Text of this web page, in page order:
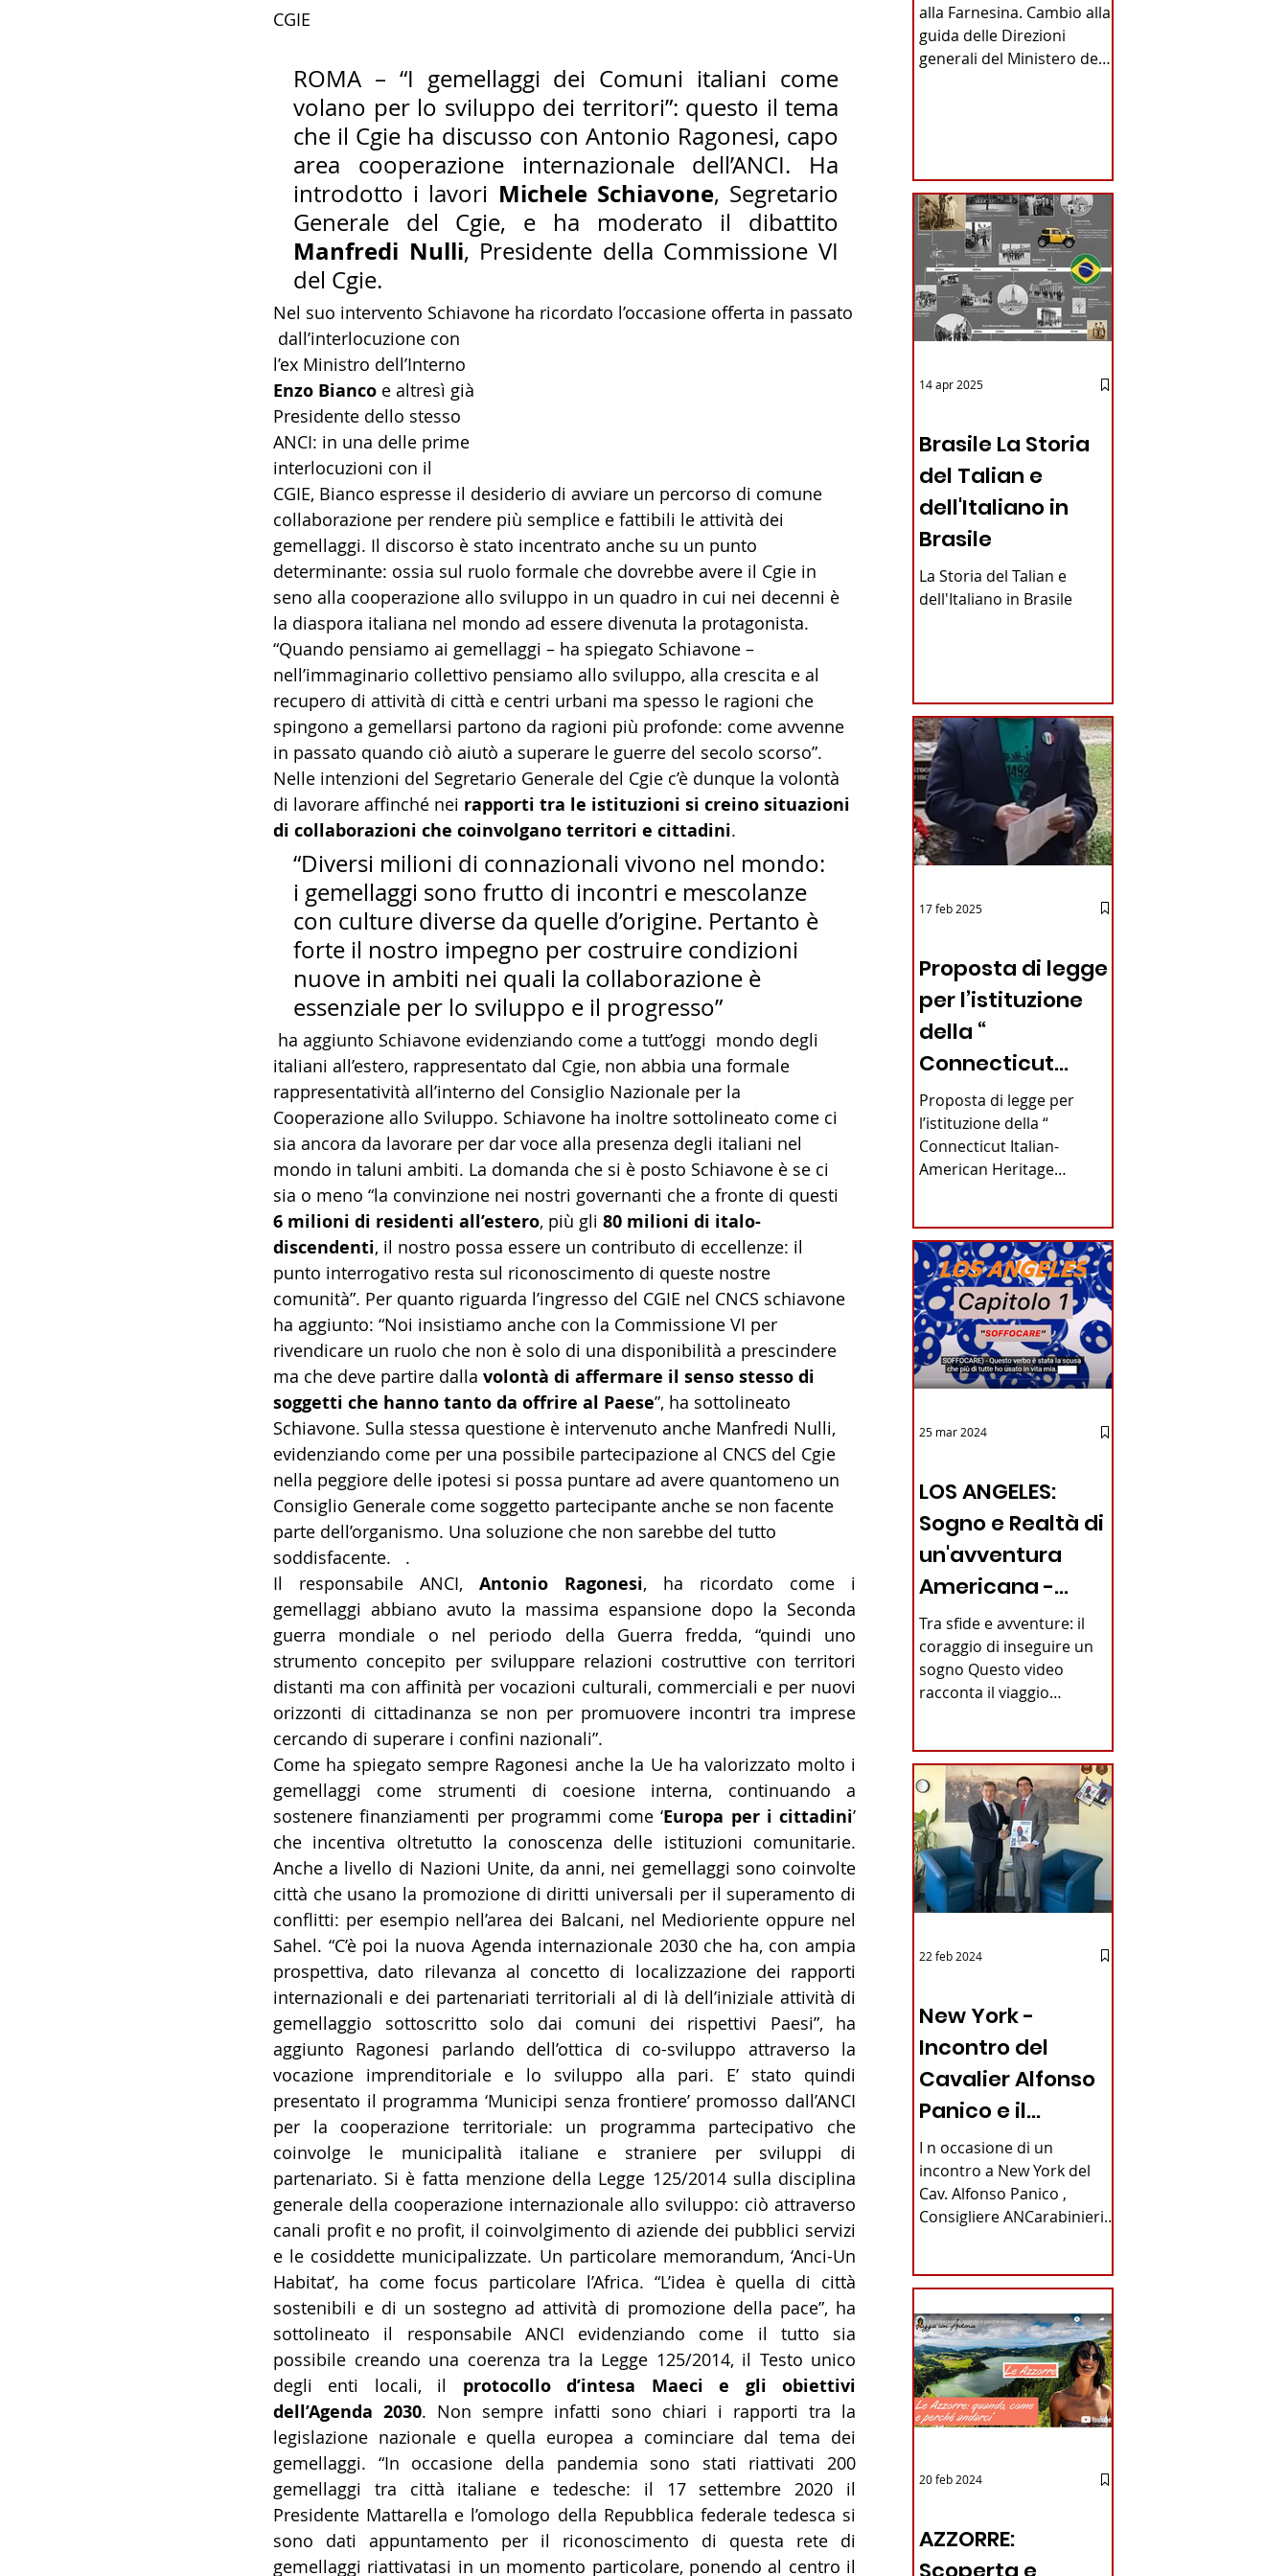
14 - IIC IST. ITALIANO CULTURA
17 - ASSOCIAZIONI 18 - MAPPE ITALIANI ALL'ESTERO 19 - EUROPA
20 - AMERICA 21 - AMERICA-CENTRO 22 - AMERICA DEL SUD 23 - AFRICA
24 - ASIA 25 - OCEANIA 26 - POLITICA 28 - PAPPAMONDO.TV
30 - LAVORO 31 - ICE ISTITUTO COMMERCIO ESTERO
CGIE
ROMA – “I gemellaggi dei Comuni italiani come
volano per lo sviluppo dei territori”: questo il tema
che il Cgie ha discusso con Antonio Ragonesi, capo
area cooperazione internazionale dell’ANCI. Ha
introdotto i lavori Michele Schiavone, Segretario
Manfredi Nulli, Presidente della Commissione VI
del Cgie.
Nel suo intervento Schiavone ha ricordato l’occasione offerta in passato
l’ex Ministro dell’Interno
Enzo Bianco e altresì già
Presidente dello stesso
ANCI: in una delle prime
interlocuzioni con il
CGIE, Bianco espresse il desiderio di avviare un percorso di comune
collaborazione per rendere più semplice e fattibili le attività dei
gemellaggi. Il discorso è stato incentrato anche su un punto
determinante: ossia sul ruolo formale che dovrebbe avere il Cgie in
seno alla cooperazione allo sviluppo in un quadro in cui nei decenni è
la diaspora italiana nel mondo ad essere divenuta la protagonista.
“Quando pensiamo ai gemellaggi – ha spiegato Schiavone –
nell’immaginario collettivo pensiamo allo sviluppo, alla crescita e al
recupero di attività di città e centri urbani ma spesso le ragioni che
spingono a gemellarsi partono da ragioni più profonde: come avvenne
in passato quando ciò aiutò a superare le guerre del secolo scorso”.
Nelle intenzioni del Segretario Generale del Cgie c’è dunque la volontà
di lavorare affinché nei rapporti tra le istituzioni si creino situazioni
di collaborazioni che coinvolgano territori e cittadini.
“Diversi milioni di connazionali vivono nel mondo:
i gemellaggi sono frutto di incontri e mescolanze
con culture diverse da quelle d’origine. Pertanto è
forte il nostro impegno per costruire condizioni
nuove in ambiti nei quali la collaborazione è
essenziale per lo sviluppo e il progresso”
italiani all’estero, rappresentato dal Cgie, non abbia una formale
rappresentatività all’interno del Consiglio Nazionale per la
Cooperazione allo Sviluppo. Schiavone ha inoltre sottolineato come ci
sia ancora da lavorare per dar voce alla presenza degli italiani nel
mondo in taluni ambiti. La domanda che si è posto Schiavone è se ci
sia o meno “la convinzione nei nostri governanti che a fronte di questi
6 milioni di residenti all’estero, più gli 80 milioni di italo-
discendenti, il nostro possa essere un contributo di eccellenze: il
punto interrogativo resta sul riconoscimento di queste nostre
comunità”. Per quanto riguarda l’ingresso del CGIE nel CNCS schiavone
ha aggiunto: “Noi insistiamo anche con la Commissione VI per
rivendicare un ruolo che non è solo di una disponibilità a prescindere
ma che deve partire dalla volontà di affermare il senso stesso di
soggetti che hanno tanto da offrire al Paese”, ha sottolineato
Schiavone. Sulla stessa questione è intervenuto anche Manfredi Nulli,
evidenziando come per una possibile partecipazione al CNCS del Cgie
nella peggiore delle ipotesi si possa puntare ad avere quantomeno un
Consiglio Generale come soggetto partecipante anche se non facente
parte dell’organismo. Una soluzione che non sarebbe del tutto
soddisfacente.   .
Il responsabile ANCI, Antonio Ragonesi, ha ricordato come i
gemellaggi abbiano avuto la massima espansione dopo la Seconda
guerra mondiale o nel periodo della Guerra fredda, “quindi uno
strumento concepito per sviluppare relazioni costruttive con territori
distanti ma con affinità per vocazioni culturali, commerciali e per nuovi
orizzonti di cittadinanza se non per promuovere incontri tra imprese
cercando di superare i confini nazionali”.
Come ha spiegato sempre Ragonesi anche la Ue ha valorizzato molto i
gemellaggi come strumenti di coesione interna, continuando a
sostenere finanziamenti per programmi come ‘Europa per i cittadini’
che incentiva oltretutto la conoscenza delle istituzioni comunitarie.
Anche a livello di Nazioni Unite, da anni, nei gemellaggi sono coinvolte
città che usano la promozione di diritti universali per il superamento di
conflitti: per esempio nell’area dei Balcani, nel Medioriente oppure nel
Sahel. “C’è poi la nuova Agenda internazionale 2030 che ha, con ampia
prospettiva, dato rilevanza al concetto di localizzazione dei rapporti
internazionali e dei partenariati territoriali al di là dell’iniziale attività di
gemellaggio sottoscritto solo dai comuni dei rispettivi Paesi”, ha
aggiunto Ragonesi parlando dell’ottica di co-sviluppo attraverso la
vocazione imprenditoriale e lo sviluppo alla pari. E’ stato quindi
presentato il programma ‘Municipi senza frontiere’ promosso dall’ANCI
per la cooperazione territoriale: un programma partecipativo che
coinvolge le municipalità italiane e straniere per sviluppi di
partenariato. Si è fatta menzione della Legge 125/2014 sulla disciplina
generale della cooperazione internazionale allo sviluppo: ciò attraverso
canali profit e no profit, il coinvolgimento di aziende dei pubblici servizi
e le cosiddette municipalizzate. Un particolare memorandum, ‘Anci-Un
Habitat’, ha come focus particolare l’Africa. “L’idea è quella di città
sostenibili e di un sostegno ad attività di promozione della pace”, ha
sottolineato il responsabile ANCI evidenziando come il tutto sia
possibile creando una coerenza tra la Legge 125/2014, il Testo unico
degli enti locali, il protocollo d’intesa Maeci e gli obiettivi
dell’Agenda 2030. Non sempre infatti sono chiari i rapporti tra la
legislazione nazionale e quella europea a cominciare dal tema dei
gemellaggi. “In occasione della pandemia sono stati riattivati 200
gemellaggi tra città italiane e tedesche: il 17 settembre 2020 il
Presidente Mattarella e l’omologo della Repubblica federale tedesca si
sono dati appuntamento per il riconoscimento di questa rete di
gemellaggi riattivatasi in un momento particolare, ponendo al centro il
alla Farnesina. Cambio alla
guida delle Direzioni
generali del Ministero degli
proposte dal ministro
Antonio Tajani . NUOVA
DIREZIONE GENERALE
DELLA FARNESINA
Brasile La Storia
del Talian e
dell'Italiano in
Brasile
La Storia del Talian e
dell'Italiano in Brasile
14 apr 2025
Proposta di legge
per l’istituzione
della “
Connecticut
Italian-American
Heritage
Commission”
Connecticut
Proposta di legge per
l’istituzione della “
Connecticut Italian-
American Heritage
Alfonso...
17 feb 2025
LOS ANGELES:
Sogno e Realtà di
un'avventura
Americana -
VIDEO
Tra sfide e avventure: il
coraggio di inseguire un
sogno Questo video
racconta il viaggio
25 mar 2024
New York -
Incontro del
Cavalier Alfonso
Panico e il
Generale dei
Carabinieri
Fabrizio Parrulli
I n occasione di un
incontro a New York del
Cav. Alfonso Panico ,
Consigliere ANCarabinieri
22 feb 2024
AZZORRE:
20 feb 2024